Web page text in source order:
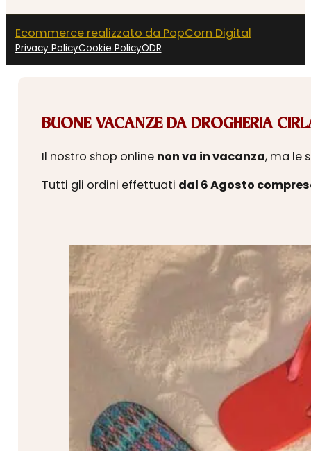
Ecommerce realizzato da PopCorn Digital
Privacy PolicyCookie PolicyODR
BUONE VACANZE DA DROGHERIA
Il nostro shop online non va in vacanza, ma le
Tutti gli ordini effettuati dal 6 Agosto